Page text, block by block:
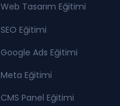
Web Tasarım Eğitimi
SEO Eğitimi
Google Ads Eğitimi
Meta Eğitimi
CMS Panel Eğitimi